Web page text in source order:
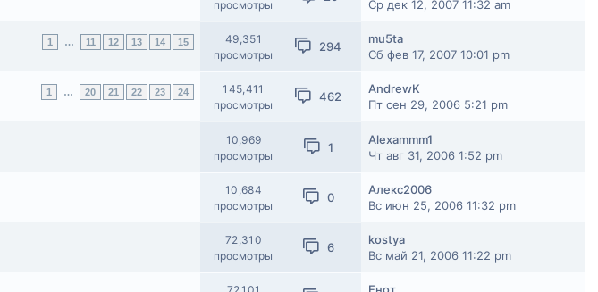
просмотры
Ср дек 12, 2007 11:32 am
1 … 11 12 13 14 15
49,351
просмотры
294
mu5ta
Сб фев 17, 2007 10:01 pm
1 … 20 21 22 23 24
145,411
просмотры
462
AndrewK
Пт сен 29, 2006 5:21 pm
10,969
просмотры
1
Alexammm1
Чт авг 31, 2006 1:52 pm
10,684
просмотры
0
Алекс2006
Вс июн 25, 2006 11:32 pm
72,310
просмотры
6
kostya
Вс май 21, 2006 11:22 pm